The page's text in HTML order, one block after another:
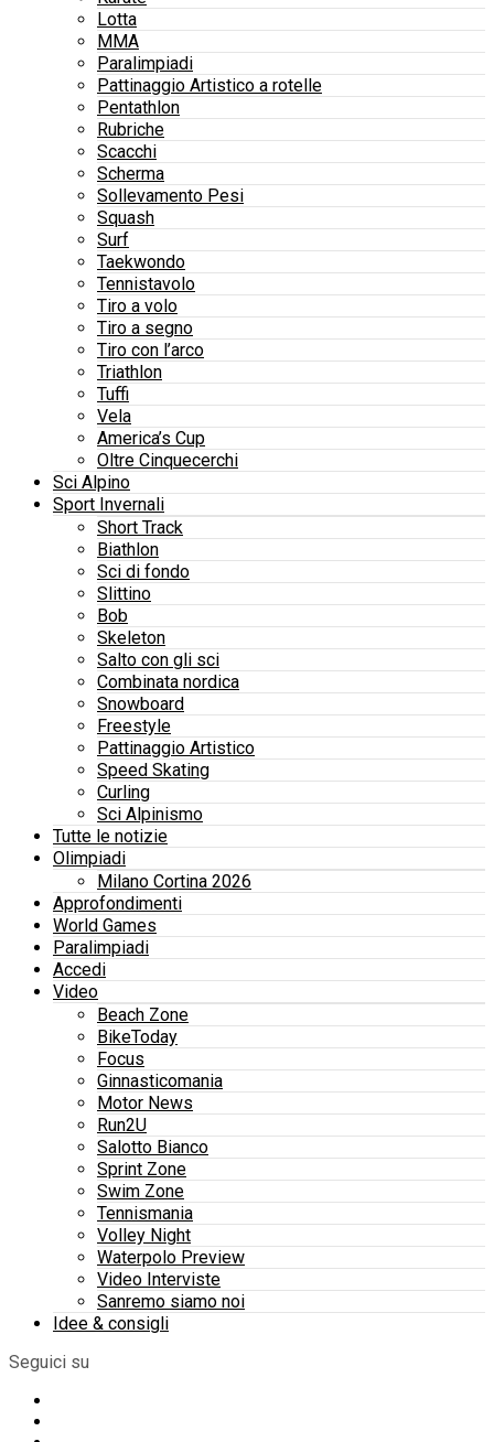
Lotta
MMA
Paralimpiadi
Pattinaggio Artistico a rotelle
Pentathlon
Rubriche
Scacchi
Scherma
Sollevamento Pesi
Squash
Surf
Taekwondo
Tennistavolo
Tiro a volo
Tiro a segno
Tiro con l’arco
Triathlon
Tuffi
Vela
America’s Cup
Oltre Cinquecerchi
Sci Alpino
Sport Invernali
Short Track
Biathlon
Sci di fondo
Slittino
Bob
Skeleton
Salto con gli sci
Combinata nordica
Snowboard
Freestyle
Pattinaggio Artistico
Speed Skating
Curling
Sci Alpinismo
Tutte le notizie
Olimpiadi
Milano Cortina 2026
Approfondimenti
World Games
Paralimpiadi
Accedi
Video
Beach Zone
BikeToday
Focus
Ginnasticomania
Motor News
Run2U
Salotto Bianco
Sprint Zone
Swim Zone
Tennismania
Volley Night
Waterpolo Preview
Video Interviste
Sanremo siamo noi
Idee & consigli
Seguici su